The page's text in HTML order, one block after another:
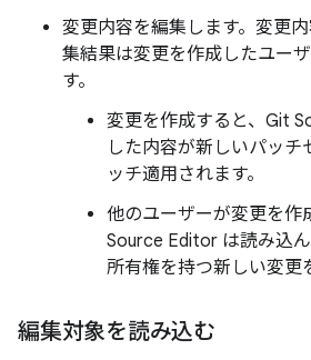
変更内容を編集します。変更
集結果は変更を作成したユー
す。
変更を作成すると、Git
した内容が新しいパッ
ッチ適用されます。
他のユーザーが変更を作
Source Editor は読み込ん
所有権を持つ新しい変更
編集対象を読み込む